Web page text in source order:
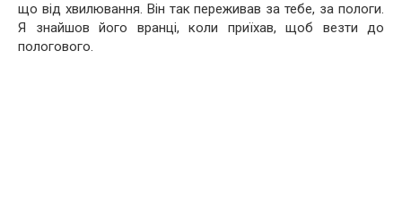
що від хвилювання. Він так переживав за тебе, за пологи.
Я знайшов його вранці, коли приїхав, щоб везти до
пологового.